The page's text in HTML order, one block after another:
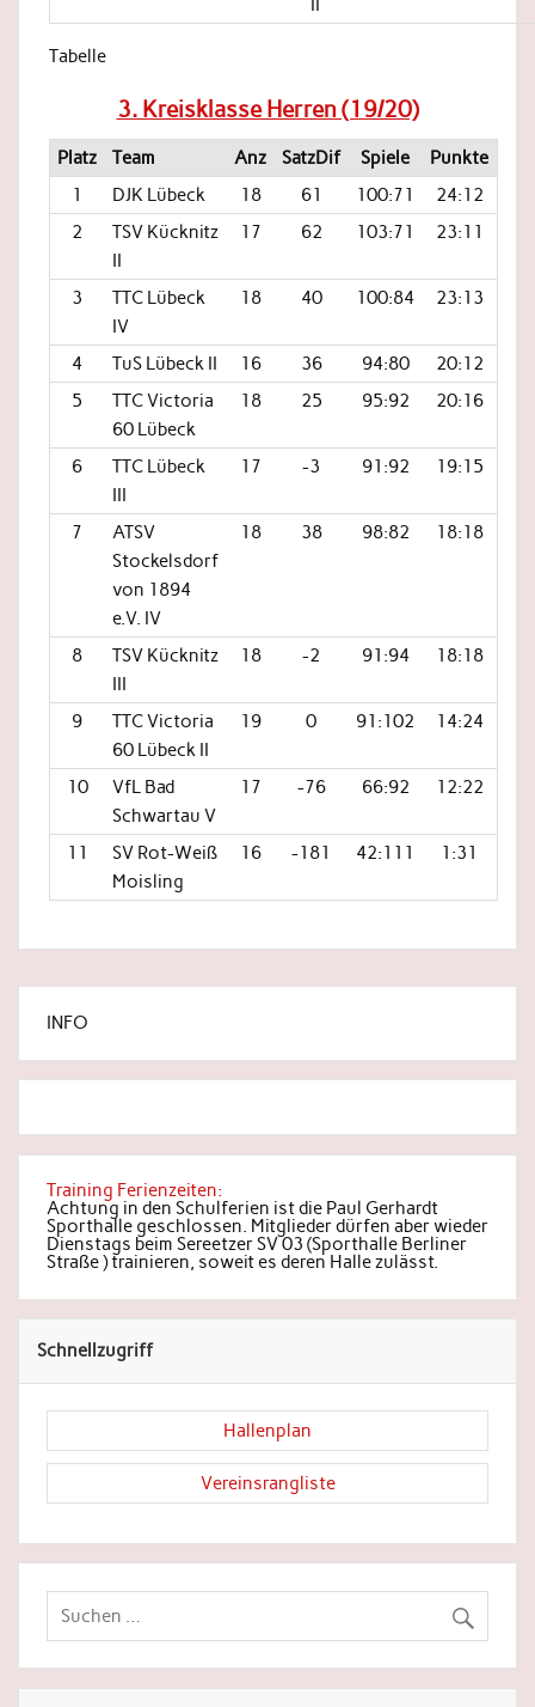
Tabelle
3. Kreisklasse Herren (19/20)
Platz Team Anz SatzDif Spiele
Punkte
1
DJK Lübeck 18 61 100:71
24:12
2
TSV Kücknitz
II
17 62 103:71 23:11
3
TTC Lübeck
IV
18 40 100:84 23:13
4 TuS Lübeck II 16 36 94:80
20:12
5
TTC Victoria
60 Lübeck
18 25 95:92 20:16
6
TTC Lübeck
III
17 -3 91:92 19:15
7
ATSV
Stockelsdorf
von 1894
e.V. IV
18 38 98:82 18:18
8
TSV Kücknitz
III
18 -2 91:94 18:18
9
TTC Victoria
60 Lübeck II
19 0 91:102 14:24
10
VfL Bad
Schwartau V
17 -76 66:92 12:22
11
SV Rot-Weiß
Moisling
16 -181 42:111 1:31
INFO
Training Ferienzeiten:
Achtung in den Schulferien ist die Paul Gerhardt
Sporthalle geschlossen. Mitglieder dürfen aber wieder
Dienstags beim Sereetzer SV 03 (Sporthalle Berliner
Straße ) trainieren, soweit es deren Halle zulässt.
Schnellzugriff
Hallenplan
Vereinsrangliste